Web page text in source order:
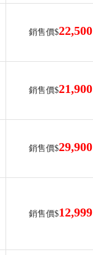
銷售價$22,500
銷售價$21,900
銷售價$29,900
銷售價$12,999